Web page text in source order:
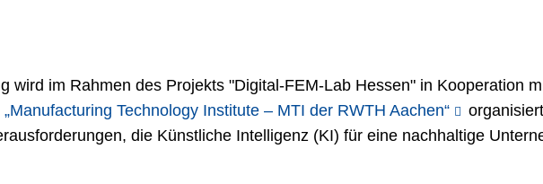
wird im Rahmen des Projekts "Digital-FEM-Lab Hessen" in Kooperation
„Manufacturing Technology Institute – MTI der RWTH Aachen“
die Künstliche Intelligenz (KI) für eine nachhaltige